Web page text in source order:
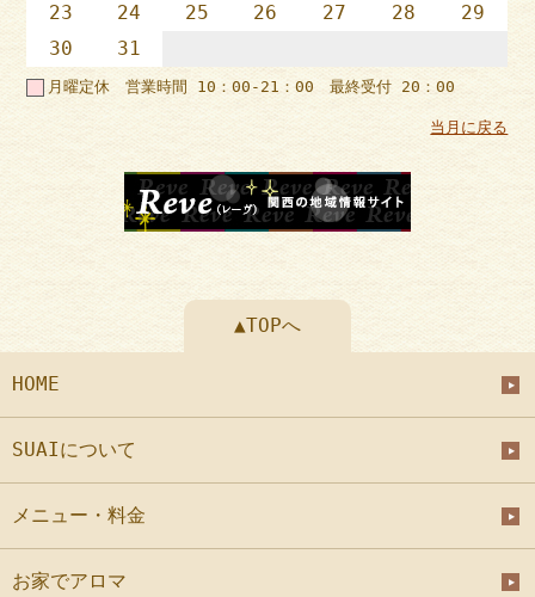
23
24 25 26 27 28
29
30
31
月曜定休 営業時間 10：00-21：00 最終受付 20：00
当月に戻る
▲TOPへ
HOME
SUAIについて
メニュー・料金
お家でアロマ